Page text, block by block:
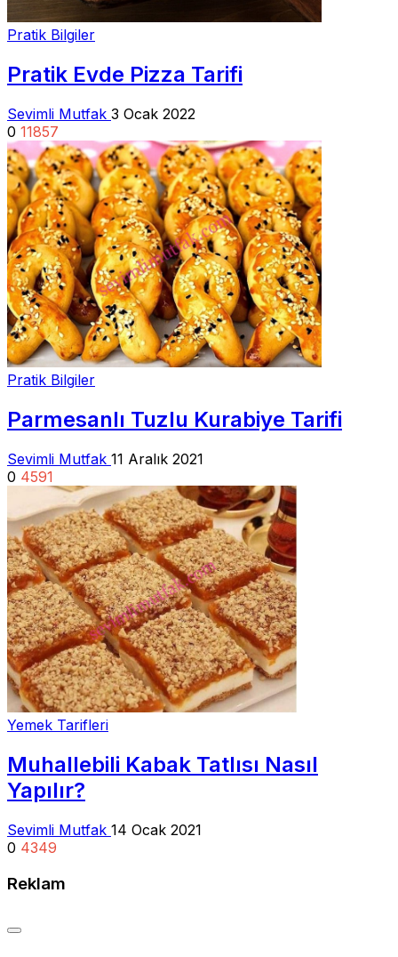
Pratik Bilgiler
Pratik Evde Pizza Tarifi
Sevimli Mutfak 3 Ocak 2022
0 11857
Pratik Bilgiler
Parmesanlı Tuzlu Kurabiye Tarifi
Sevimli Mutfak 11 Aralık 2021
0 4591
Yemek Tarifleri
Muhallebili Kabak Tatlısı Nasıl
Yapılır?
Sevimli Mutfak 14 Ocak 2021
0 4349
Reklam